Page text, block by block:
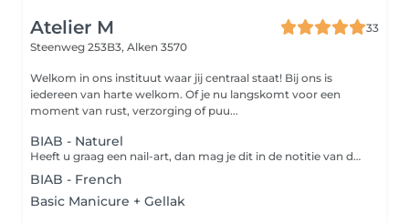
Atelier M
33
Steenweg 253B3, Alken 3570
Welkom in ons instituut waar jij centraal staat! Bij ons is
iedereen van harte welkom. Of je nu langskomt voor een
moment van rust, verzorging of puu...
BIAB - Naturel
Heeft u graag een nail-art, dan mag je dit in de notitie van de boeking vermelden.
BIAB - French
Basic Manicure + Gellak